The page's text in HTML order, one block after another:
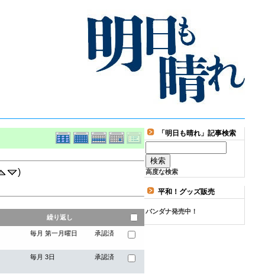
)
繰り返し
毎月 第一月曜日 承認済
毎月 3日 承認済
「明日も晴れ」記事検索
高度な検索
平和！グッズ販売
バンダナ発売中！